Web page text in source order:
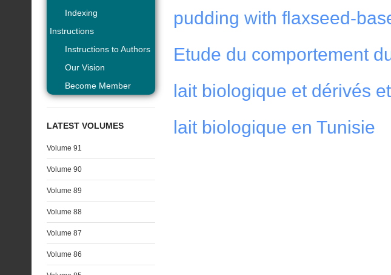
pudding with flaxseed-
Etude du comportement
lait biologique et dérivés
lait biologique en Tunisie
Indexing
Instructions
Instructions to Authors
Our Vision
Become Member
LATEST VOLUMES
Volume 91
Volume 90
Volume 89
Volume 88
Volume 87
Volume 86